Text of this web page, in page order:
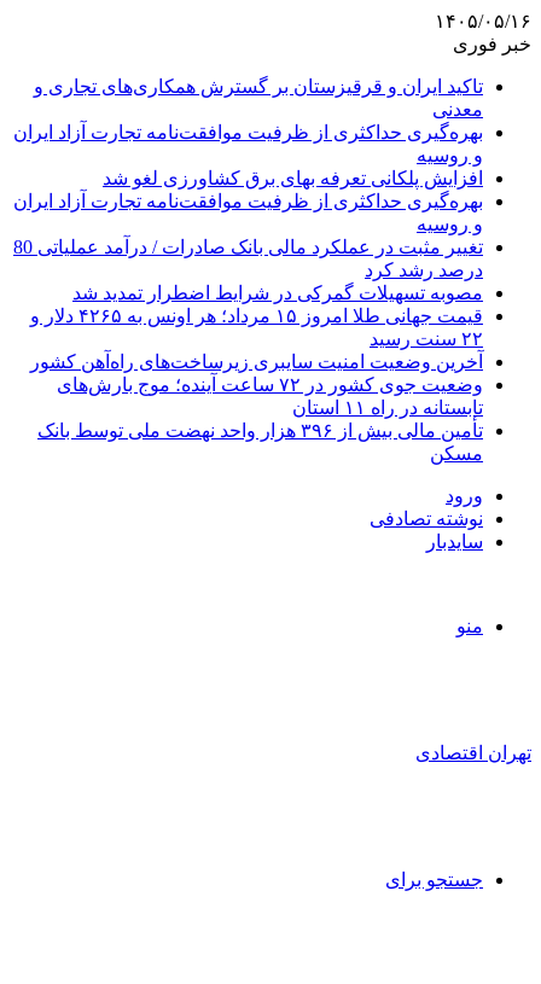
۱۴۰۵/۰۵/۱۶
خبر فوری
تاکید ایران و قرقیزستان بر گسترش همکاری‌های تجاری و
معدنی
بهره‌گیری حداکثری از ظرفیت موافقت‌نامه تجارت آزاد ایران
و روسیه
افزایش پلکانی تعرفه بهای برق کشاورزی لغو شد
بهره‌گیری حداکثری از ظرفیت موافقت‌نامه تجارت آزاد ایران
و روسیه
تغییر مثبت در عملکرد مالی بانک صادرات / درآمد عملیاتی 80
درصد رشد کرد
مصوبه تسهیلات گمرکی در شرایط اضطرار تمدید شد
قیمت جهانی طلا امروز ۱۵ مرداد؛ هر اونس به ۴۲۶۵ دلار و
۲۲ سنت رسید
آخرین وضعیت امنیت سایبری زیرساخت‌های راه‌آهن کشور
وضعیت جوی کشور در ۷۲ ساعت آینده؛ موج بارش‌های
تابستانه در راه ۱۱ استان
تأمین مالی بیش از ۳۹۶ هزار واحد نهضت ملی توسط بانک
مسکن
ورود
نوشته تصادفی
سایدبار
منو
تهران اقتصادی
جستجو برای